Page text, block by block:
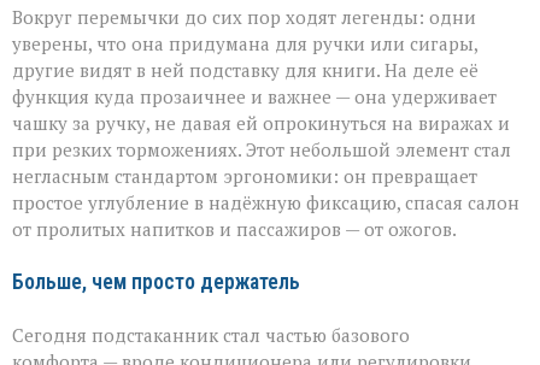
Вокруг перемычки до сих пор ходят легенды: одни
уверены, что она придумана для ручки или сигары,
другие видят в ней подставку для книги. На деле её
функция куда прозаичнее и важнее — она удерживает
чашку за ручку, не давая ей опрокинуться на виражах и
при резких торможениях. Этот небольшой элемент стал
негласным стандартом эргономики: он превращает
простое углубление в надёжную фиксацию, спасая салон
от пролитых напитков и пассажиров — от ожогов.
Больше, чем просто держатель
Сегодня подстаканник стал частью базового